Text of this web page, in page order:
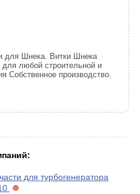
для Шнека. Витки Шнека
для любой строительной и
Собственное производство.
для турбогенератора